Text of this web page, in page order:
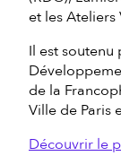
et les Ateliers
Il est soutenu
de la
Ville de Paris
Découvrir le